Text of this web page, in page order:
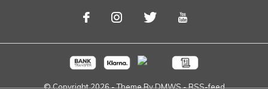
© Copyright2026- Theme ByDMWS-RSS-feed